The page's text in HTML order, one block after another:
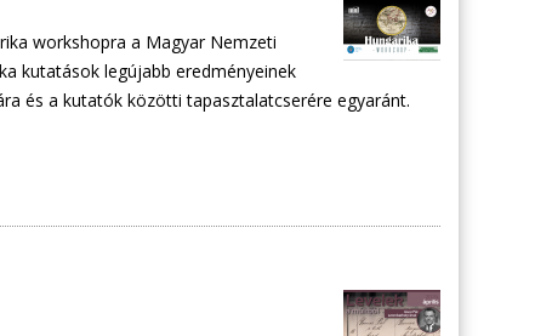
workshopra a Magyar Nemzeti
kutatások legújabb eredményeinek
és a kutatók közötti tapasztalatcserére egyaránt.